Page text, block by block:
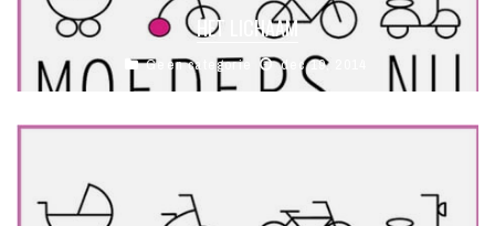
HET LICHAAM
Geen categorie dec 19, 2014